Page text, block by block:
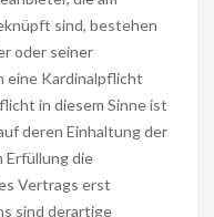
sind, bestehen
oder seiner
eine Kardinalpflicht
in diesem Sinne ist
deren Einhaltung der
Erfüllung die
Vertrags erst
sind derartige